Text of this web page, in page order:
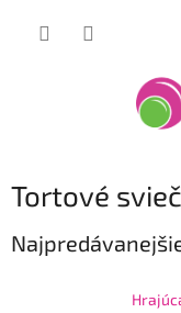
Tortové